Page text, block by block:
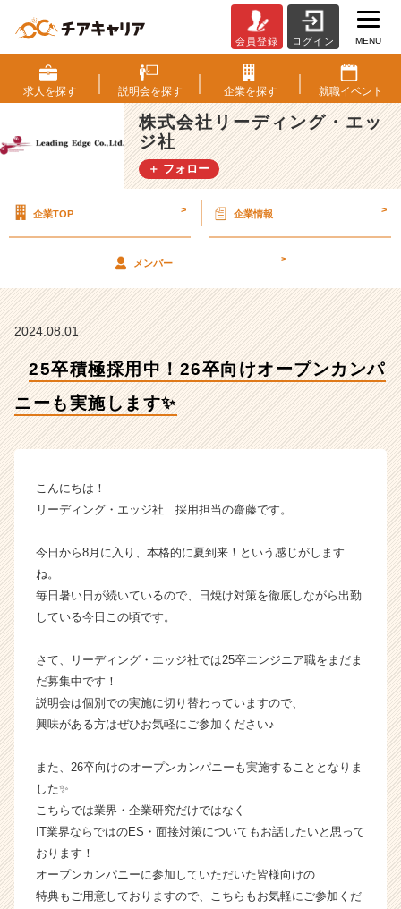
5
卒
積
極
採
用
中！
卒
オ
カ
ン
パ
し
す
【株
式
リ
デ
ィ
グ・
ジ
社
タ
イ
会員登録 ログイン MENU
求人を探す 説明会を探す 企業を探す 就職イベント
株式会社リーディング・エッ
ジ社
＋ フォロー
企業TOP > 企業情報 >
メンバー >
2024.08.01
25卒積極採用中！26卒向けオープンカンパ
ニーも実施します✨
こんにちは！
リーディング・エッジ社 採用担当の齋藤です。
今日から8月に入り、本格的に夏到来！という感じがします
ね。
毎日暑い日が続いているので、日焼け対策を徹底しながら出勤
している今日この頃です。
さて、リーディング・エッジ社では25卒エンジニア職をまだま
だ募集中です！
説明会は個別での実施に切り替わっていますので、
興味がある方はぜひお気軽にご参加ください♪
また、26卒向けのオープンカンパニーも実施することとなりま
した✨
こちらでは業界・企業研究だけではなく
IT業界ならではのES・面接対策についてもお話したいと思って
おります！
オープンカンパニーに参加していただいた皆様向けの
特典もご用意しておりますので、こちらもお気軽にご参加くだ